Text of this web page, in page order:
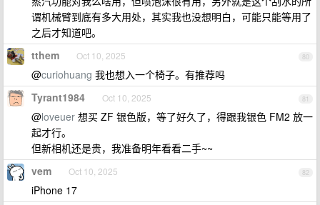
谓机械臂到底有多大用处，其实我也没想明白，可能只能等用了
之后才知道吧。
80
tthem Oct 10, 2025
@curiohuang 我也想入一个椅子。有推荐吗
81
Tyrant1984 Oct 10, 2025
@loveuer 想买 ZF 银色版，等了好久了，得跟我银色 FM2 放一
起才行。
但新相机还是贵，我准备明年看看二手~~
82
vem Oct 10, 2025
iPhone 17